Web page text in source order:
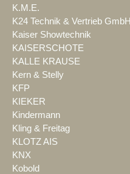
K.M.E.
K24 Technik & Vertrieb GmbH
Kaiser Showtechnik
KAISERSCHOTE
KALLE KRAUSE
Kern & Stelly
KFP
KIEKER
Kindermann
Kling & Freitag
KLOTZ AIS
KNX
Kobold